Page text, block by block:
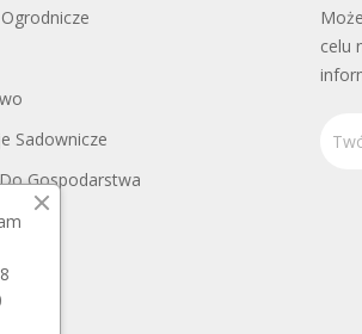
Sadownicze
Gospodarstwa
celu